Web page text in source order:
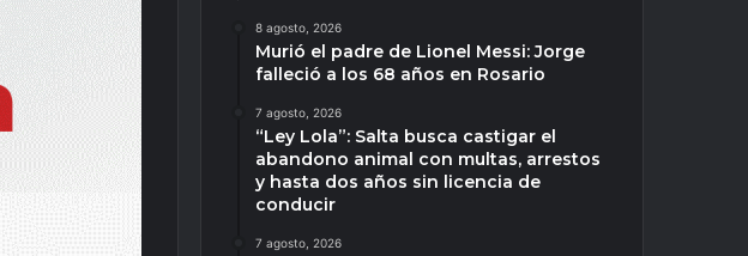
8 agosto, 2026
Murió el padre de Lionel Messi: Jorge
falleció a los 68 años en Rosario
7 agosto, 2026
“Ley Lola”: Salta busca castigar el
abandono animal con multas, arrestos
y hasta dos años sin licencia de
conducir
7 agosto, 2026